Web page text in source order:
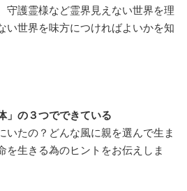
守護霊様など霊界見えない世界を理
い世界を味方につければよいかを知
」の３つでできている
いたの？どんな風に親を選んで生ま
を生きる為のヒントをお伝えしま